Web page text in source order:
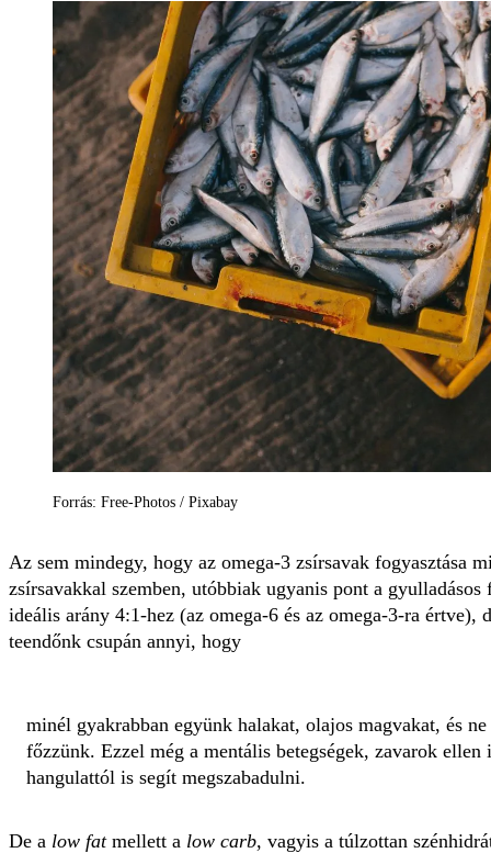
Forrás: Free-Photos / Pixabay
Az sem mindegy, hogy az omega-3 zsírsavak fogyasztása
zsírsavakkal szemben, utóbbiak ugyanis pont a
ideális arány 4:1-hez (az omega-6 és az omega-3-ra értve),
teendőnk csupán annyi, hogy
minél gyakrabban együnk halakat, olajos magvakat, és
főzzünk. Ezzel még a mentális betegségek, zavarok ellen
hangulattól is segít megszabadulni.
De a low fatmellett a low carb, vagyis a túlzottan